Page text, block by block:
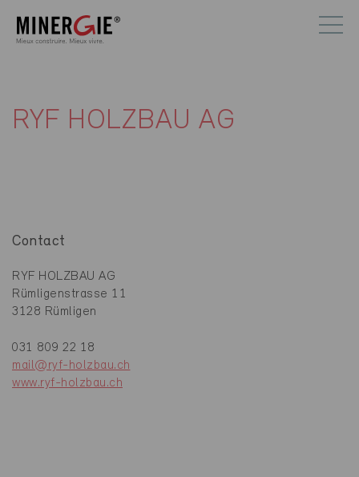
RYF HOLZBAU AG
Contact
RYF HOLZBAU AG
Rümligenstrasse 11
3128 Rümligen
031 809 22 18
mail@ryf-holzbau.ch
www.ryf-holzbau.ch